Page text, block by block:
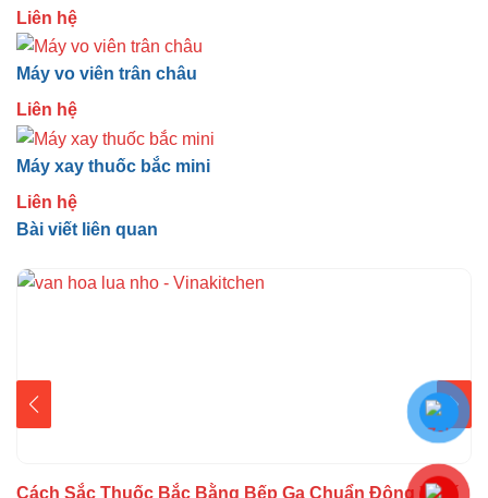
Liên hệ
Máy vo viên trân châu
Liên hệ
Máy xay thuốc bắc mini
Liên hệ
Bài viết liên quan
Cách Sắc Thuốc Bắc Bằng Bếp Ga Chuẩn Đông Y: Bí